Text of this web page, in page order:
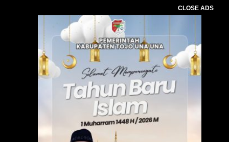
CLOSE ADS